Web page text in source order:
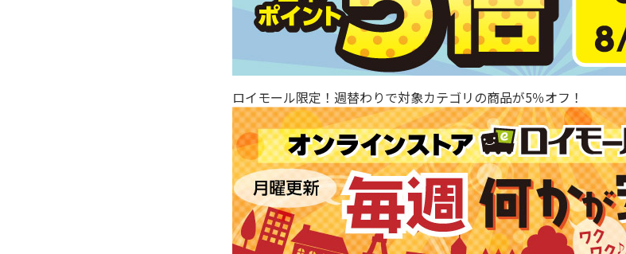
ロイモール限定！週替わりで対象カテゴリの商品が5％オフ！